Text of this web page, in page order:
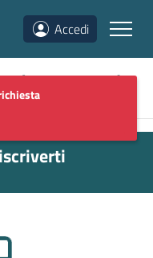
Accedi
(MUUM0126)